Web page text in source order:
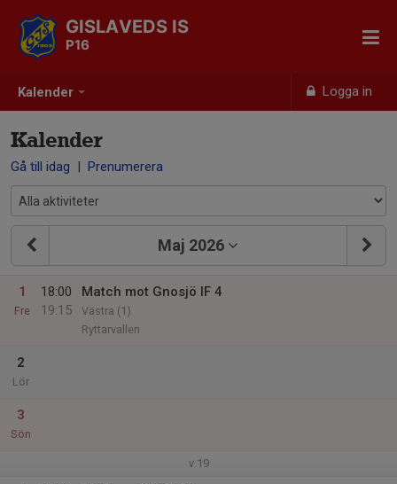
Kalender Logga in
GISLAVEDS IS
P16
Kalender
Gå till idag | Prenumerera
Maj 2026
1
Fre
18:00
19:15
Match mot Gnosjö IF 4
Västra (1)
Ryttarvallen
2
Lör
3
Sön
v.19